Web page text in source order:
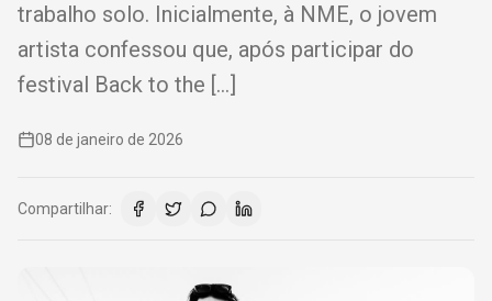
trabalho solo. Inicialmente, à NME, o jovem
artista confessou que, após participar do
festival Back to the […]
08 de janeiro de 2026
Compartilhar: